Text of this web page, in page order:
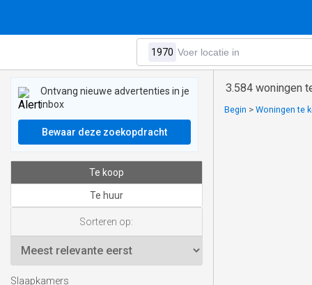
3.584 woningen
Begin > Woningen te
Ontvang nieuwe advertenties in je
inbox
Bewaar deze zoekopdracht
Te koop
Te huur
Sorteren op:
Slaapkamers